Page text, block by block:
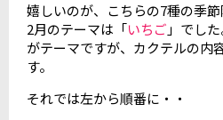
嬉しいのが、こちらの7種の季
2月のテーマは「いちご 」でし
がテーマですが、カクテルの内
す。
それでは左から順番に・・